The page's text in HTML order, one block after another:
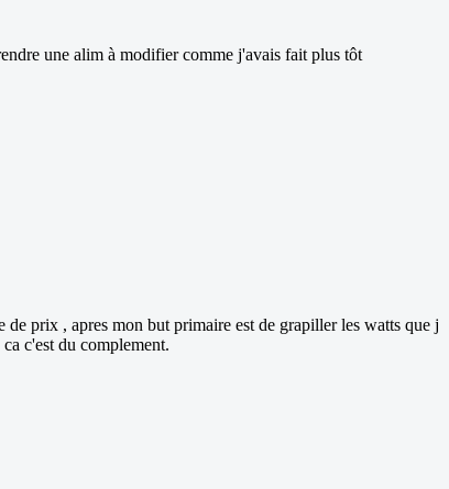
une alim à modifier comme j'avais fait plus tôt
prix , apres mon but primaire est de grapiller les watts que j
c'est du complement.